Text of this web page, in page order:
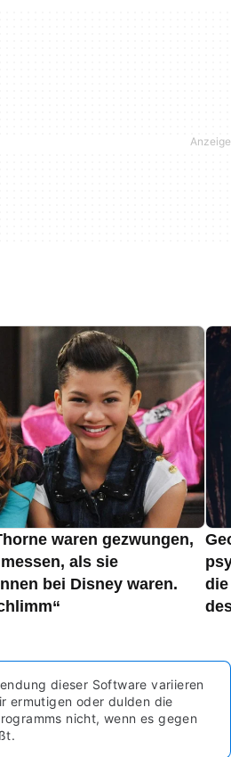
waren gezwungen,
als sie
bei Disney waren.
dieser Software variieren
ermutigen oder dulden die
nicht, wenn es gegen